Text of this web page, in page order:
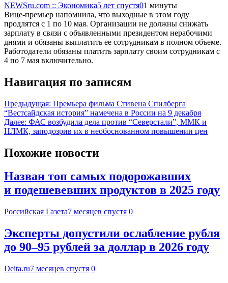
NEWSru.com :: Экономика5 лет спустя01 минуты
Вице-премьер напомнила, что выходные в этом году
продлятся с 1 по 10 мая. Организации не должны снижать
зарплату в связи с объявленными президентом нерабочими
днями и обязаны выплатить ее сотрудникам в полном объеме.
Работодатели обязаны платить зарплату своим сотрудникам с
4 по 7 мая включительно.
Навигация по записям
Предыдущая: Премьера фильма Стивена Спилберга
“‎Вестсайдская история” намечена в России на 9 декабря
Далее: ФАС возбудила дела против “Северстали”, ММК и
НЛМК, заподозрив их в необоснованном повышении цен
Похожие новости
Назван топ самых подорожавших
и подешевевших продуктов в 2025 году
Российская Газета7 месяцев спустя 0
Эксперты допустили ослабление рубля
до 90–95 рублей за доллар в 2026 году
Deita.ru7 месяцев спустя 0